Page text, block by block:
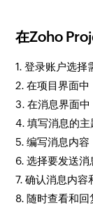
在Zoho
1. 登录账户选择
2. 在项目界面
3. 在消息界面中
4. 填写消息的主
5. 编写消息内
6. 选择要发送
7. 确认消息内容
8. 随时查看和